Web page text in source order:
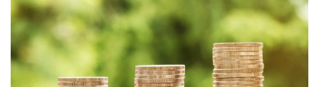
Adotada pela Conferência Geral da Organização
Internacional do Trabalho, na sua 32ª Sessão, realizada
em Genebra, em 18 de junho de 1949. Resolução de
aprovação : Decreto-Lei n.º 38793, de 21 de junho de
1952 Registo da ratificação no BIT : 29/07/1952 Revê a
Convenção n.º 72. Deixou de estar […]